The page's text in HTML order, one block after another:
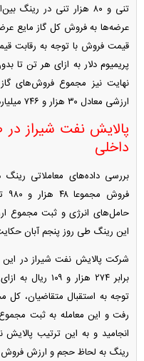
تنی و ۸۰ هزار تنی در
عرضه‌ها به فروش کل گاز مایع
پریمیوم دلار به ازای هر تن تا
نهایت نیز مجموع فروش‌های
ارزشی معادل ۳۰ هزار و ۷۴۶ میلیارد ریال انجامید.
پالایش نفت شیراز
داخلی
بررسی داده‌های معاملاتی رینگ
این رینگ طی روز پنجم آبان
برابر ۲۷۴ هزار
توجه به استقبال متقاضیان،
انجامید و به این ترتیب
رینگ به لحاظ حجم و ارزش